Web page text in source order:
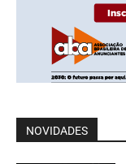
NOVIDADES